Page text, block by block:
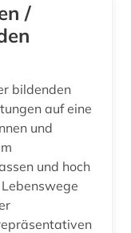
/
bildenden
auf eine
und
und hoch